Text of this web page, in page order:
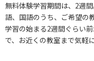
無料体験学習期間は、2週
語、国語のうち、ご希望の
学習の始まる2週間ぐらい
で、お近くの教室まで気軽